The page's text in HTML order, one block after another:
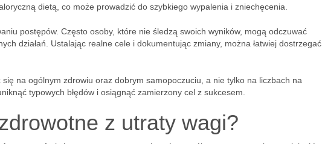
dietą, co może prowadzić do szybkiego wypalenia i zniechęcenia.
postępów. Często osoby, które nie śledzą swoich wyników, mogą odczuwać
działań. Ustalając realne cele i dokumentując zmiany, można łatwiej dostrzegać
na ogólnym zdrowiu oraz dobrym samopoczuciu, a nie tylko na liczbach na
typowych błędów i osiągnąć zamierzony cel z sukcesem.
z utraty wagi?